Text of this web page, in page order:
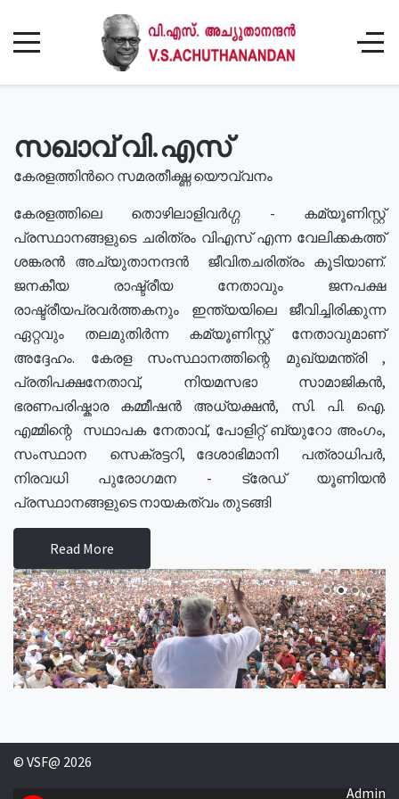
സഖാവ് വി.എസ്
കേരളത്തിൻറെ സമരതീക്ഷ്ണ യൌവ്വനം
കേരളത്തിലെ തൊഴിലാളിവർഗ്ഗ - കമ്യൂണിസ്റ്റ്
പ്രസ്ഥാനങ്ങളുടെ ചരിത്രം വിഎസ് എന്ന വേലിക്കകത്ത്
ശങ്കരൻ അച്യുതാനന്ദൻ ജീവിതചരിത്രം കൂടിയാണ്.
ജനകീയ രാഷ്ട്രീയ നേതാവും ജനപക്ഷ
രാഷ്ട്രീയപ്രവർത്തകനും ഇന്ത്യയിലെ ജീവിച്ചിരിക്കുന്ന
ഏറ്റവും തലമുതിർന്ന കമ്യൂണിസ്റ്റ് നേതാവുമാണ്
അദ്ദേഹം. കേരള സംസ്ഥാനത്തിന്റെ മുഖ്യമന്ത്രി ,
പ്രതിപക്ഷനേതാവ്, നിയമസഭാ സാമാജികൻ,
ഭരണപരിഷ്കാര കമ്മീഷൻ അധ്യക്ഷൻ, സി. പി. ഐ.
എമ്മിന്റെ സഥാപക നേതാവ്, പോളിറ്റ് ബ്യുറോ അംഗം,
സംസ്ഥാന സെക്രട്ടറി, ദേശാഭിമാനി പത്രാധിപർ,
നിരവധി പുരോഗമന - ട്രേഡ് യൂണിയൻ
പ്രസ്ഥാനങ്ങളുടെ നായകത്വം തുടങ്ങി
Read More
© VSF@ 2026
Admin